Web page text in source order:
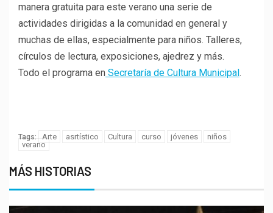
manera gratuita para este verano una serie de
actividades dirigidas a la comunidad en general y
muchas de ellas, especialmente para niños. Talleres,
círculos de lectura, exposiciones, ajedrez y más.
Todo el programa en Secretaría de Cultura Municipal.
Tags: Arte asrtístico Cultura curso jóvenes
niños
verano
MÁS HISTORIAS